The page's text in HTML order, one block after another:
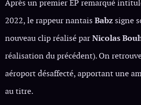
Après un premier EP remarqué
2022, le rappeur nantais Babz signe
nouveau clip réalisé parNicolas
réalisation du précédent). On
aéroport désaffecté, apportant une
au titre.